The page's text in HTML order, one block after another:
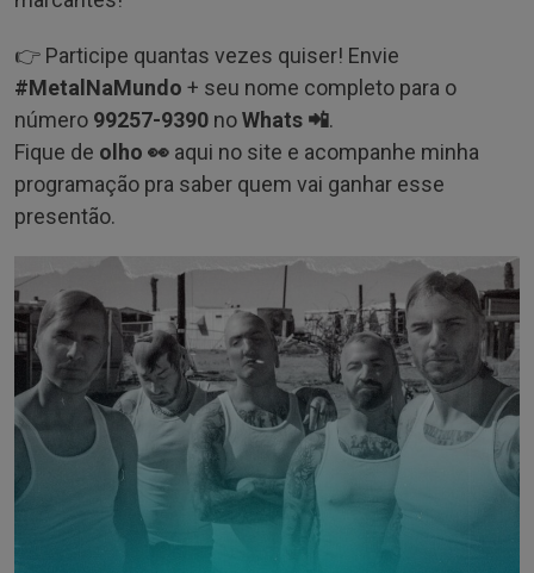
👉 Participe quantas vezes quiser! Envie
#MetalNaMundo + seu nome completo para o
número 99257-9390 noWhats 📲.
Fique de olho 👀 aqui no site e acompanhe minha
programação pra saber quem vai ganhar esse
presentão.